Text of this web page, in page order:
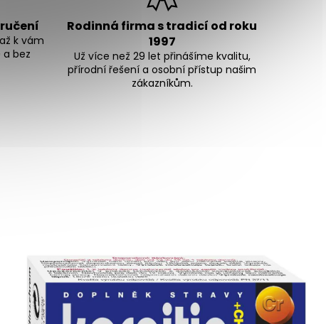
k vám
bez
Rodinná firma s tradicí od roku
1997
Už více než 29 let přinášíme kvalitu,
přírodní řešení a osobní přístup našim
zákazníkům.